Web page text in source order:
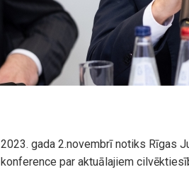
2023. gada 2.novembrī notiks Rīgas
konference par aktuālajiem